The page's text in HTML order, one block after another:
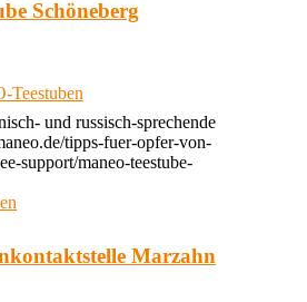
Schöneberg
Teestuben
und russisch-sprechende
tipps-fuer-opfer-von-
support/maneo-teestube-
Marzahn